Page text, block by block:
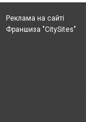
Реклама на сайті
Франшиза "CitySites"